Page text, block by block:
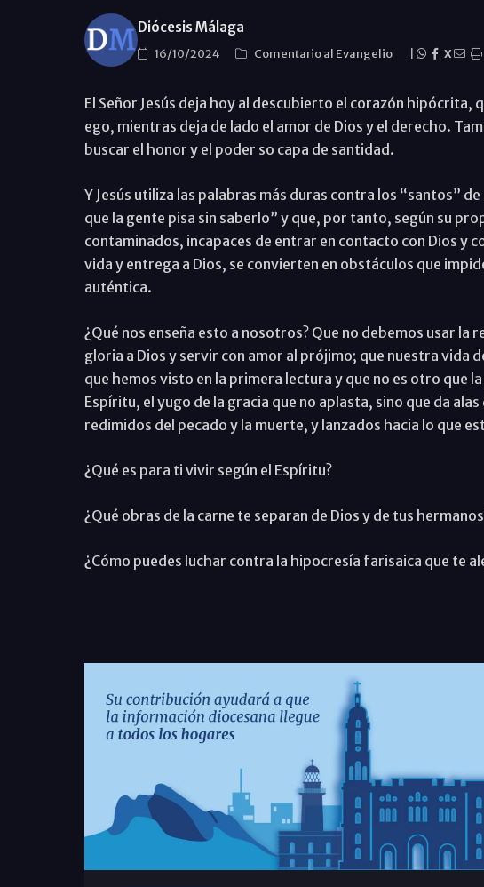
Diócesis Málaga
16/10/2024 Comentario al Evangelio X
El Señor Jesús deja hoy al descubierto el corazón hipócrita,
ego, mientras deja de lado el amor de Dios y el derecho.
buscar el honor y el poder so capa de santidad.
Y Jesús utiliza las palabras más duras contra los “santos”
que la gente pisa sin saberlo” y que, por tanto, según su
contaminados, incapaces de entrar en contacto con Dios y
vida y entrega a Dios, se convierten en obstáculos que
auténtica.
¿Qué nos enseña esto a nosotros? Que no debemos usar la
gloria a Dios y servir con amor al prójimo; que nuestra vida
que hemos visto en la primera lectura y que no es otro que
Espíritu, el yugo de la gracia que no aplasta, sino que da
redimidos del pecado y la muerte, y lanzados hacia lo que
¿Qué es para ti vivir según el Espíritu?
¿Qué obras de la carne te separan de Dios y de tus
¿Cómo puedes luchar contra la hipocresía farisaica que te